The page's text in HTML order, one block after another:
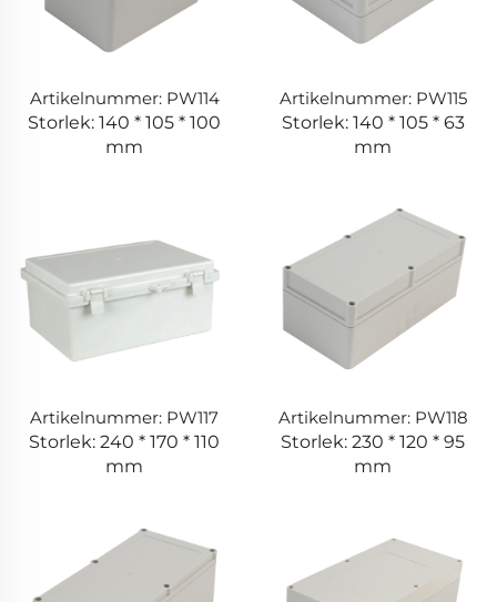
Artikelnummer: PW114
Storlek: 140 * 105 * 100
mm
Artikelnummer: PW115
Storlek: 140 * 105 * 63
mm
Artikelnummer: PW117
Storlek: 240 * 170 * 110
mm
Artikelnummer: PW118
Storlek: 230 * 120 * 95
mm